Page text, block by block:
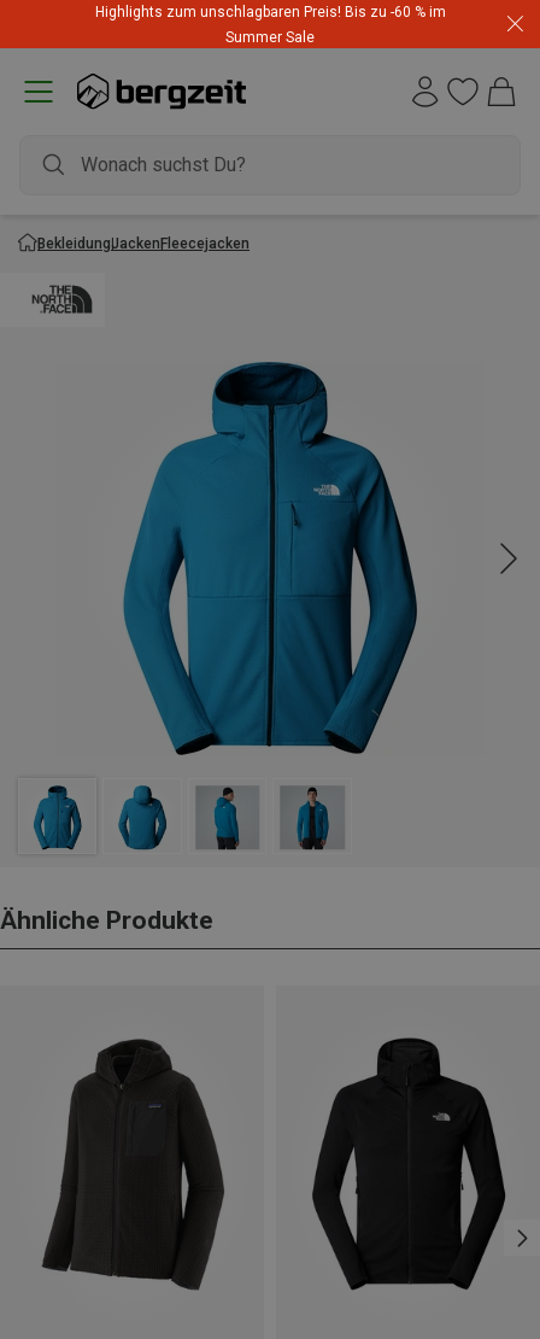
Highlights zum unschlagbaren Preis! Bis zu -60 % im
Summer Sale
BekleidungJackenFleecejacken
Ähnliche Produkte